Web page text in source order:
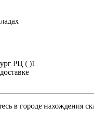
РЦ ( )1
в городе нахождения